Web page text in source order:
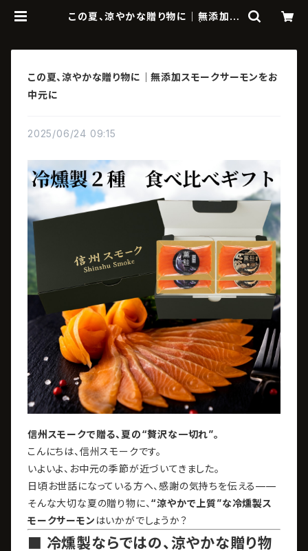
この夏、涼やかな贈り物に｜無添加ス
サーモン通販・ギフト
この夏、涼やかな贈り物に｜無添加スモークサーモンをお
中元に
2025/06/24 09:15
信州スモークで贈る、夏の“贅沢な一切れ”。
こんにちは、信州スモークです。
いよいよ、お中元の季節が近づいてきました。
日頃お世話になっている方へ、感謝の気持ちを伝える——
そんな大切な夏の贈り物に、 “涼やかで上質”な冷燻製ス
モークサーモン はいかがでしょうか？
■ 冷燻製ならではの、涼やかな贈り物